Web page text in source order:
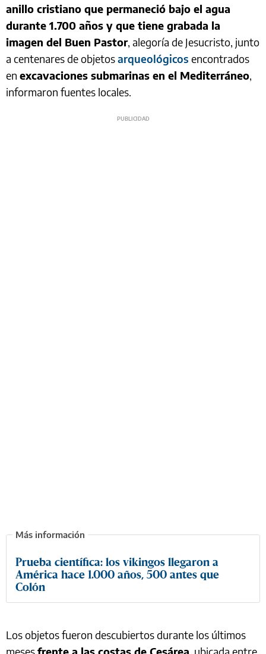
anillo cristiano que permaneció bajo el agua
durante 1.700 años y que tiene grabada la
imagen del Buen Pastor, alegoría de Jesucristo, junto
a centenares de objetosarqueológicos encontrados
en excavaciones submarinas en el Mediterráneo,
informaron fuentes locales.
Prueba científica: los vikingos llegaron a
América hace 1.000 años, 500 antes que
Colón
Los objetos fueron descubiertos durante los últimos